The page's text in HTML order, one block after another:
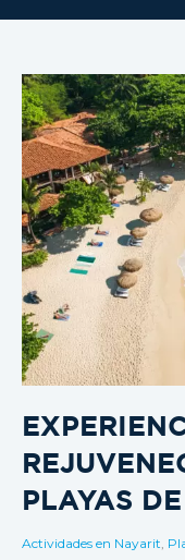
PLAYAS
Actividades en Nayarit